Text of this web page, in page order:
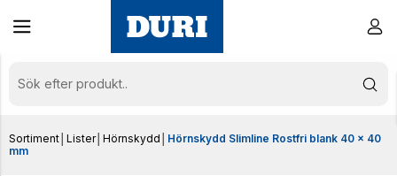
Sortiment Lister│ Hörnskydd
Hörnskydd Slimline Rostfri blank 40 x 40
mm